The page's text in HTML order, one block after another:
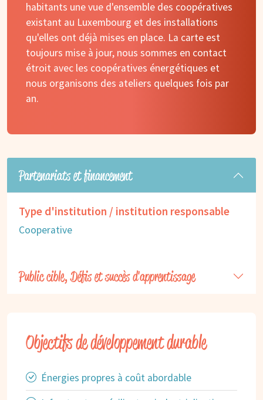
habitants une vue d'ensemble des coopératives
existant au Luxembourg et des installations
qu'elles ont déjà mises en place. La carte est
toujours mise à jour, nous sommes en contact
étroit avec les coopératives énergétiques et
nous organisons des ateliers quelques fois par
an.
Partenariats et financement
Type d'institution / institution responsable
Cooperative
Public cible, Défis et succès d'apprentissage
Objectifs de développement durable
Énergies propres à coût abordable